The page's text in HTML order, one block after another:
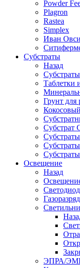
Powder
Plagron
Rastea
Simplex
Иван
Субстраты
Назад
Субстраты
Таблетки
Грунт для
Субстрат
Освещение
Назад
ЭПРА/